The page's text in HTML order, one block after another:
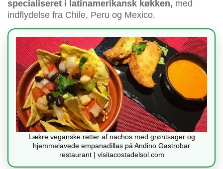
specialiseret i latinamerikansk køkken, med
indflydelse fra Chile, Peru og Mexico.
Lækre veganske retter af nachos med grøntsager og
hjemmelavede empanadillas på Andino Gastrobar
restaurant | visitacostadelsol.com